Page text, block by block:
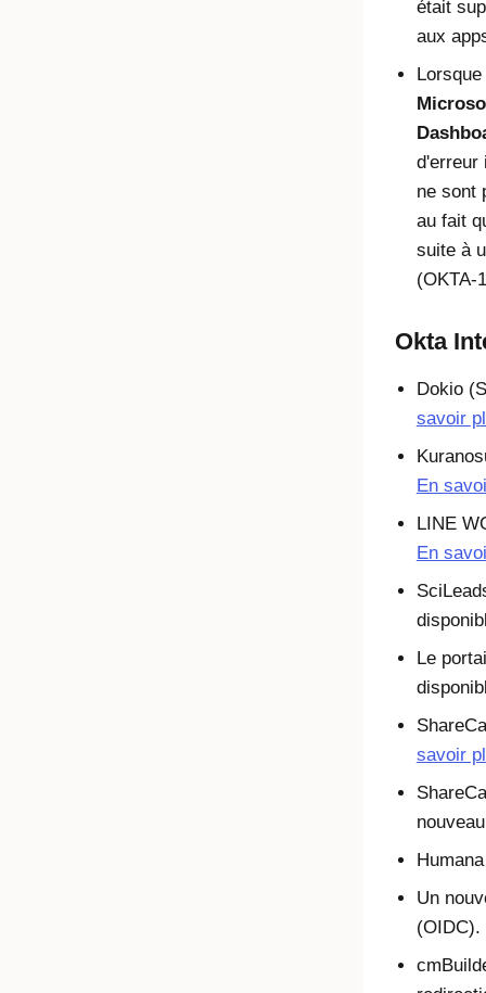
était
aux
d'erreur
ne sont
au fait
suite à
(OKTA-
Okta
Dokio
savoir
En
LINE
En
Le
savoir
Un
(OIDC).